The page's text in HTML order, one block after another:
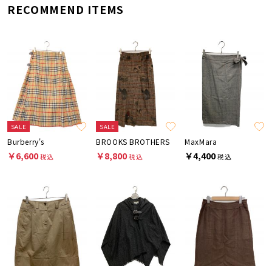
RECOMMEND ITEMS
SALE
Burberry's
￥6,600税込
SALE
BROOKS BROTHERS
￥8,800税込
MaxMara
￥4,400税込